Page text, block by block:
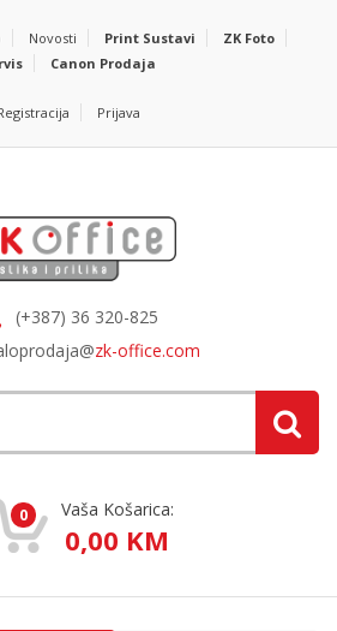
Novosti Print Sustavi
ZK Foto
Canon Prodaja
Prijava
(+387) 36 320-825
zk-office.com
0 Vaša Košarica:
0,00 KM